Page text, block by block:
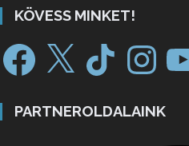
KÖVESS MINKET!
PARTNEROLDALAINK